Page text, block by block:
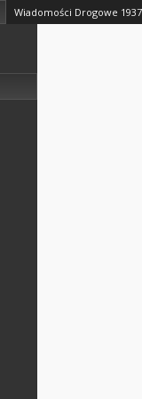
Wiadomości Drogowe